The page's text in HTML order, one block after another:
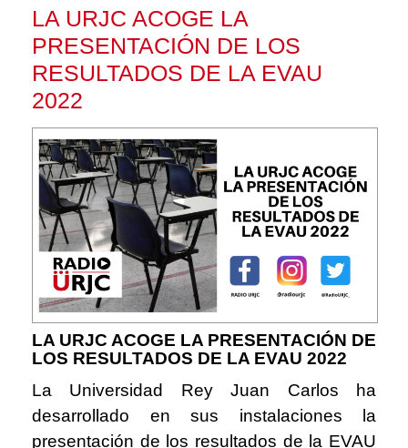
LA URJC ACOGE LA
PRESENTACIÓN DE LOS
RESULTADOS DE LA EVAU
2022
LA URJC ACOGE LA PRESENTACIÓN DE
LOS RESULTADOS DE LA EVAU 2022
La Universidad Rey Juan Carlos ha
desarrollado en sus instalaciones la
presentación de los resultados de la EVAU